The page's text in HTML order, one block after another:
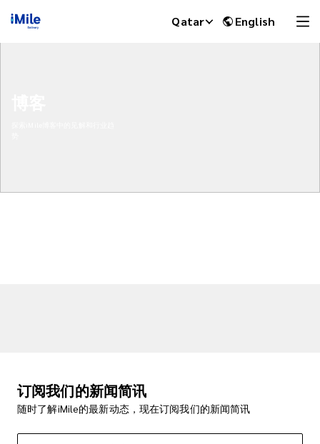
Qatar English
订阅我们的新闻简讯
随时了解iMile的最新动态，现在订阅我们的新闻简讯